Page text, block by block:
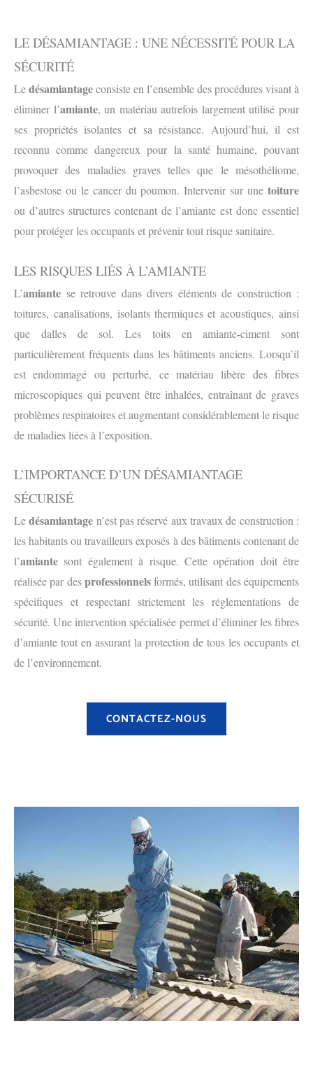
LE DÉSAMIANTAGE : UNE NÉCESSITÉ POUR LA
SÉCURITÉ
Ledésamiantageconsiste en l’ensemble des procédures visant à
éliminer l’amiante, un matériau autrefois largement utilisé pour
ses propriétés isolantes et sa résistance. Aujourd’hui, il est
reconnu comme dangereux pour la santé humaine, pouvant
provoquer des maladies graves telles que le mésothéliome,
l’asbestose ou le cancer du poumon. Intervenir sur une toiture
ou d’autres structures contenant de l’amiante est donc essentiel
pour protéger les occupants et prévenir tout risque sanitaire.
LES RISQUES LIÉS À L’AMIANTE
L’amiante se retrouve dans divers éléments de construction :
toitures, canalisations, isolants thermiques et acoustiques, ainsi
que dalles de sol. Les toits en amiante-ciment sont
particulièrement fréquents dans les bâtiments anciens. Lorsqu’il
est endommagé ou perturbé, ce matériau libère des fibres
microscopiques qui peuvent être inhalées, entraînant de graves
problèmes respiratoires et augmentant considérablement le risque
de maladies liées à l’exposition.
L’IMPORTANCE D’UN DÉSAMIANTAGE
SÉCURISÉ
Ledésamiantage n’est pas réservé aux travaux de construction :
les habitants ou travailleurs exposés à des bâtiments contenant de
l’amiante sont également à risque. Cette opération doit être
réalisée par desprofessionnelsformés, utilisant des équipements
spécifiques et respectant strictement les réglementations de
sécurité. Une intervention spécialisée permet d’éliminer les fibres
d’amiante tout en assurant la protection de tous les occupants et
de l’environnement.
CONTACTEZ-NOUS